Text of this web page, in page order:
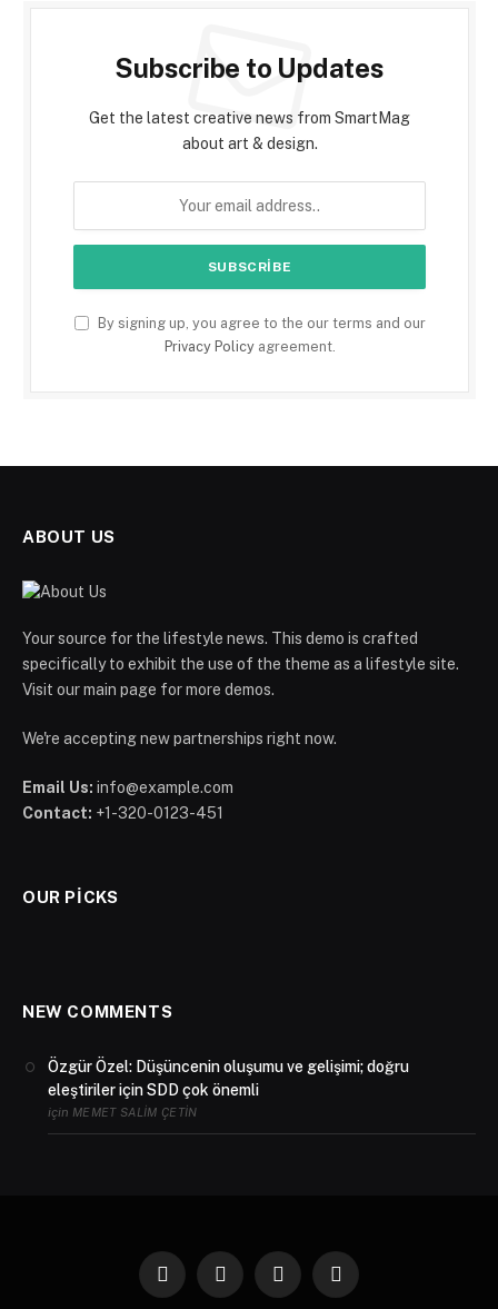
Subscribe to Updates
Get the latest creative news from SmartMag
about art & design.
By signing up, you agree to the our terms and our
Privacy Policyagreement.
ABOUT US
Your source for the lifestyle news. This demo is crafted
specifically to exhibit the use of the theme as a lifestyle site.
Visit our main page for more demos.
We're accepting new partnerships right now.
Email Us: info@example.com
Contact: +1-320-0123-451
OUR PICKS
NEW COMMENTS
Özgür Özel: Düşüncenin oluşumu ve gelişimi; doğru
eleştiriler için SDD çok önemli
için MEMET SALIM ÇETIN
Facebook
X
InstagramYouTube